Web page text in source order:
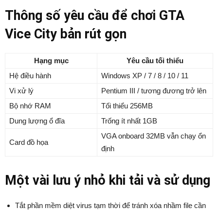
Thông số yêu cầu để chơi GTA
Vice City bản rút gọn
Hạng mục
Yêu cầu tối thiểu
Hệ điều hành
Windows XP / 7 / 8 / 10 / 11
Vi xử lý
Pentium III / tương đương trở lên
Bộ nhớ RAM
Tối thiểu 256MB
Dung lượng ổ đĩa
Trống ít nhất 1GB
Card đồ họa
VGA onboard 32MB vẫn chạy ổn
định
Một vài lưu ý nhỏ khi tải và sử dụng
Tắt phần mềm diệt virus tạm thời để tránh xóa nhầm file cần